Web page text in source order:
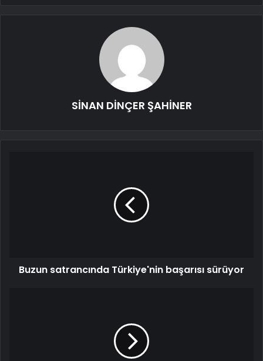
SİNAN DİNÇER ŞAHİNER
Buzun satrancında Türkiye'nin başarısı sürüyor